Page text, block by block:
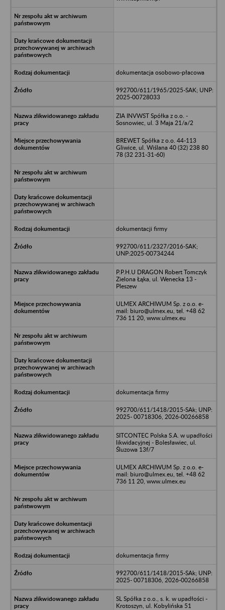
dokumentacja osobowo-płacowa
992700/611/1965/2025-SAK; UNP:
2025-00728033
ZIA INVWST Spółka z o.o. -
Sosnowiec, ul. 3 Maja 21/a/2
BREWET Spółka z o.o. 44-113
Gliwice, ul. Wiślana 40 (32) 238 80
78 (32 231-31-60)
dokumentacji firmy
992700/611/2327/2016-SAK;
UNP:2025-00734244
P.P.H.U DRAGON Robert Tomczyk
Zielona Łąka, ul. Wenecka 13 -
Pleszew
ULMEX ARCHIWUM Sp. z o.o. e-
mail: biuro@ulmex.eu, tel. +48 62
736 11 20, www.ulmex.eu
dokumentacja firmy
992700/611/1418/2015-SAk; UNP:
2025- 00718306, 2026-00266858
SITCONTEC Polska S.A. w upadłości
likwidacyjnej - Bolesławiec, ul.
Śluzowa 13f/7
ULMEX ARCHIWUM Sp. z o.o. e-
mail: biuro@ulmex.eu, tel. +48 62
736 11 20, www.ulmex.eu
dokumentacja firmy
992700/611/1418/2015-SAk; UNP:
2025- 00718306, 2026-00266858
SL Spółka z o.o., s. k. w upadłości -
Krotoszyn, ul. Kobylińska 51